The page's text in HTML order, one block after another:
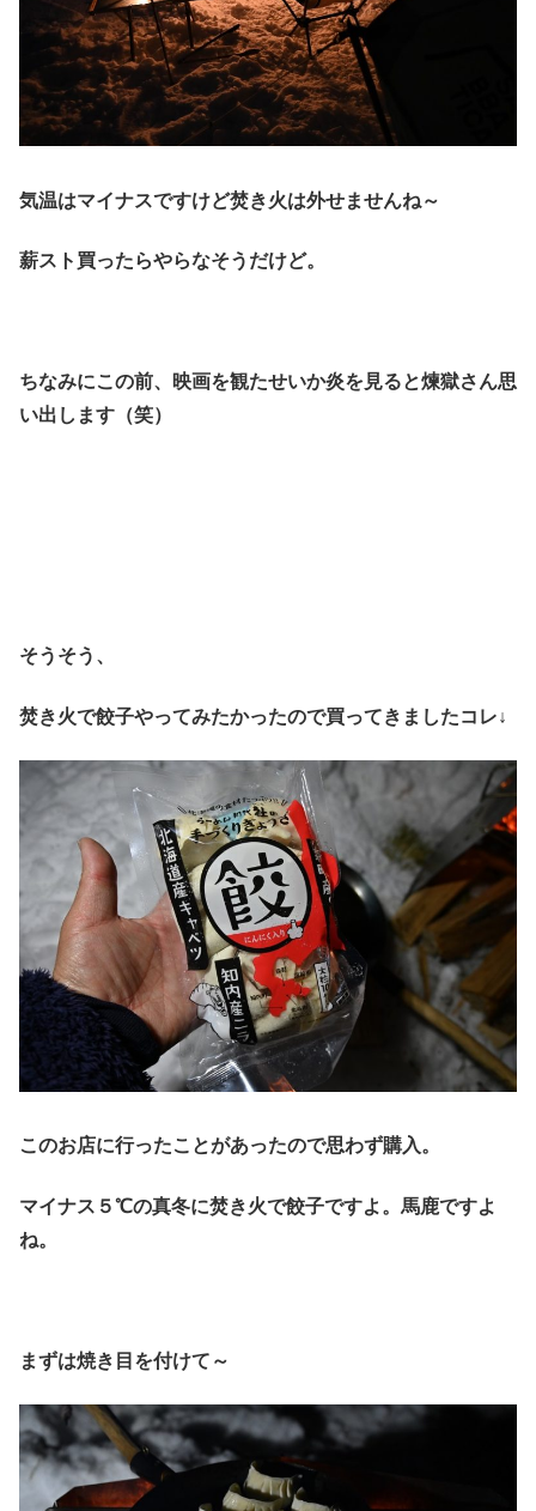
気温はマイナスですけど焚き火は外せませんね～
薪スト買ったらやらなそうだけど。
ちなみにこの前、映画を観たせいか炎を見ると煉獄さん思
い出します（笑）
そうそう、
焚き火で餃子やってみたかったので買ってきましたコレ↓
このお店に行ったことがあったので思わず購入。
マイナス５℃の真冬に焚き火で餃子ですよ。馬鹿ですよ
ね。
まずは焼き目を付けて～